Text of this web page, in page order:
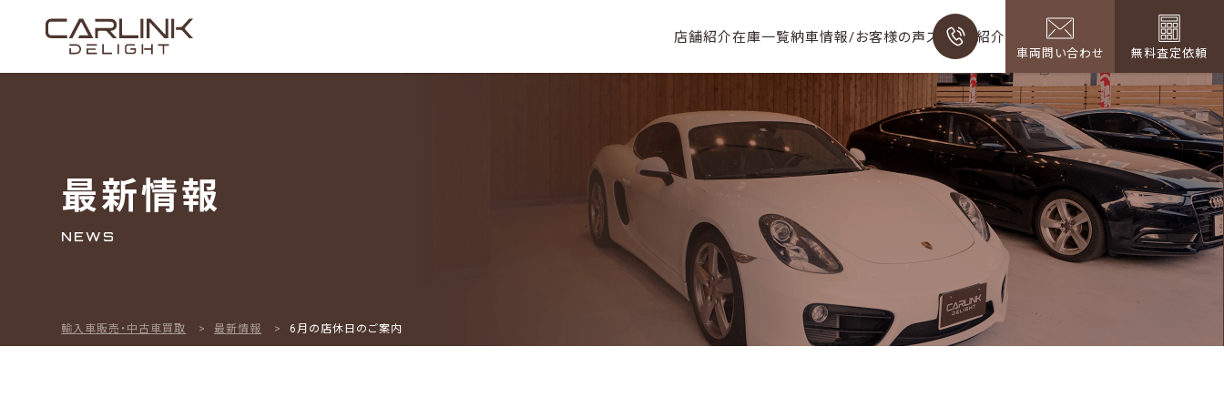
店舗紹介在庫一覧納車情報/お客様の声スタッフ紹介
車両問い合わせ 無料査定依頼
0120-498-880
10:00〜18:00 毎週水曜定休
最新情報
NEWS
輸入車販売・中古車買取 最新情報 6月の店休日のご案内